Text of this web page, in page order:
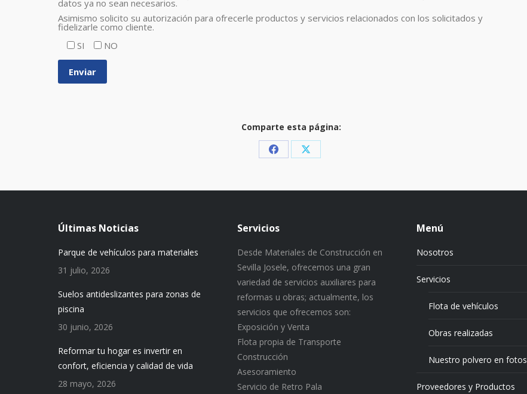
datos ya no sean necesarios.
Asimismo solicito su autorización para ofrecerle productos y servicios relacionados con los solicitados y
fidelizarle como cliente.
SI
NO
Comparte esta página:
Share
Facebook
Share
X
Últimas Noticias
Parque de vehículos para materiales
31 julio, 2026
Suelos antideslizantes para zonas de
piscina
30 junio, 2026
Reformar tu hogar es invertir en
confort, eficiencia y calidad de vida
28 mayo, 2026
Servicios
Desde Materiales de Construcción en
Sevilla Josele, ofrecemos una gran
variedad de servicios auxiliares para
reformas u obras; actualmente, los
servicios que ofrecemos son:
Exposición y Venta
Flota propia de Transporte
Construcción
Asesoramiento
Servicio de Retro Pala
Menú
Nosotros
Servicios
Flota de vehículos
Obras realizadas
Nuestro polvero en fotos
Proveedores y Productos